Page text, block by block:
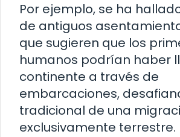
Por ejemplo, se ha
de antiguos
que sugieren que los
humanos podrían haber
continente a través de
embarcaciones,
tradicional de una
exclusivamente terrestre.